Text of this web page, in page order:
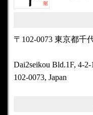
〒102-0073 東京都千
Dai2seikou Bld.1F, 4-
102-0073, Japan